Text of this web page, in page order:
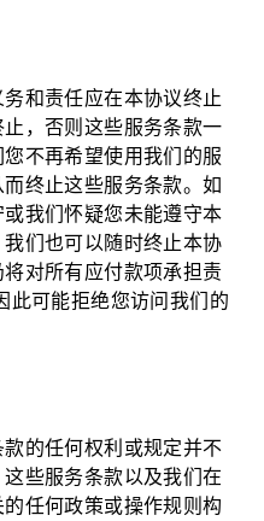
和责任应在本协议终止
，否则这些服务条款一
不再希望使用我们的服
终止这些服务条款。如
我们怀疑您未能遵守本
们也可以随时终止本协
对所有应付款项承担责
此可能拒绝您访问我们的
的任何权利或规定并不
些服务条款以及我们在
任何政策或操作规则构